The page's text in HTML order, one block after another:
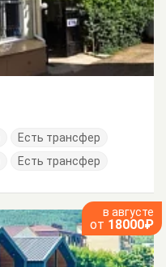
Есть трансфер
Есть трансфер
в августе
от 18000₽